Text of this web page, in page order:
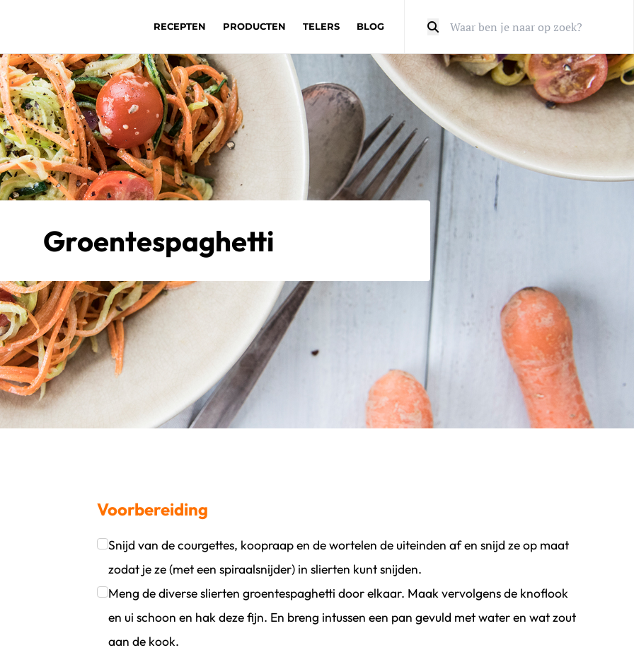
RECEPTEN PRODUCTEN TELERS BLOG
Groentespaghetti
persoon
Voorbereiding
Snijd van de courgettes, koopraap en de wortelen de uiteinden af en snijd ze op maat
zodat je ze (met een spiraalsnijder) in slierten kunt snijden.
Klik om dit selectievakje aan te vinken
Meng de diverse slierten groentespaghetti door elkaar. Maak vervolgens de knoflook
en ui schoon en hak deze fijn. En breng intussen een pan gevuld met water en wat zout
aan de kook.